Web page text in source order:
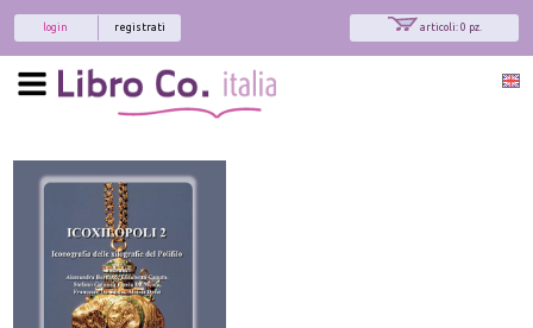
articoli: 0 pz.
registrati
login
Interessato ai nostri libri?
Allora iscriviti alla nostra newsletter!